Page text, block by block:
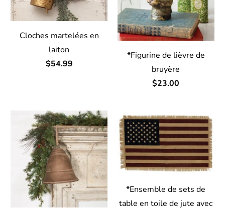
Cloches martelées en
laiton
$54.99
*Figurine de lièvre de
bruyère
$23.00
*Ensemble de sets de
table en toile de jute avec